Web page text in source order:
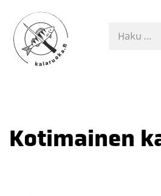
Kotimainen